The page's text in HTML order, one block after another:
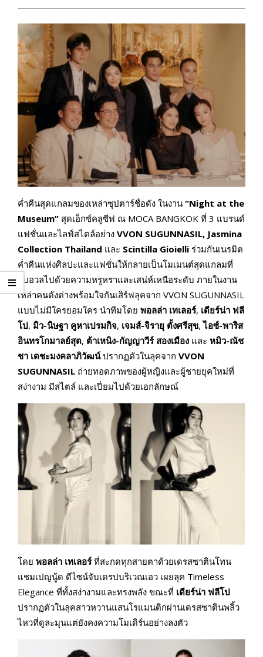
ค่ำคืนสุดแกลมของเหล่าซุปตาร์ชื่อดัง ในงาน “Night at the
Museum” สุดเอ็กซ์คลูซีฟ ณ MOCA BANGKOK ที่ 3 แบรนด์
แฟชั่นและไลฟ์สไตล์อย่าง VVON SUGUNNASIL, Jasmina
Collection Thailand และ Scintilla Gioielli ร่วมกันเนรมิต
ค่ำคืนแห่งศิลปะและแฟชั่นให้กลายเป็นโมเมนต์สุดแกลมที่
อบอวลไปด้วยความหรูหราและเสน่ห์เหนือระดับ ภายในงาน
เหล่าคนดังต่างพร้อมใจกันเสิร์ฟลุคจาก VVON SUGUNNASIL
แบบไม่มีใครยอมใคร นำทีมโดย พอลล่า เทเลอร์, เดียร์น่า ฟลี
โป, มิว-นิษฐา คูหาเปรมกิจ, เจมส์-จิรายุ ตั้งศรีสุข,ไอซ์-พาริส
อินทรโกมาลย์สุต, ต้าเหนิง-กัญญาวีร์ สองเมือง และ หมิว-ณัช
ชา เตชะมงคลาภิวัฒน์ปรากฏตัวในลุคจาก VVON
SUGUNNASIL ถ่ายทอดภาพของผู้หญิงและผู้ชายยุคใหม่ที่
สง่างาม มีสไตล์ และเปี่ยมไปด้วยเอกลักษณ์
โดย พอลล่า เทเลอร์ที่สะกดทุกสายตาด้วยเดรสซาตินโทน
แชมเปญนู้ด ดีไซน์จับเดรปบริเวณเอว เผยลุค Timeless
Elegance ที่ทั้งสง่างามและทรงพลัง ขณะที่ เดียร์น่า ฟลีโป
ปรากฏตัวในลุคสาวหวานแสนโรแมนติกผ่านเดรสซาตินพลิ้ว
ไหวที่ดูละมุนแต่ยังคงความโมเดิร์นอย่างลงตัว